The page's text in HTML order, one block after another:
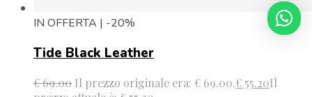
IN OFFERTA | -20%
Tide Black Leather
€69.00 Il prezzo originale era: € 69.00.€ 55.20Il